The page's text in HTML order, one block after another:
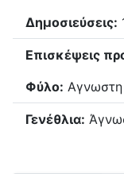
Δημοσιεύσεις:
Επισκέψεις
Φύλο: Αγνωστη
Γενέθλια: